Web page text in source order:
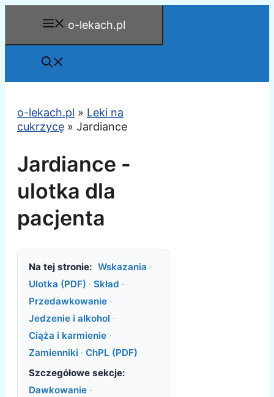
o-lekach.pl
o-lekach.pl » Leki na
cukrzycę » Jardiance
Jardiance -
ulotka dla
pacjenta
Na tej stronie: Wskazania ·
Ulotka (PDF) · Skład ·
Przedawkowanie ·
Jedzenie i alkohol ·
Ciąża i karmienie ·
Zamienniki · ChPL (PDF)
Szczegółowe sekcje:
Dawkowanie ·